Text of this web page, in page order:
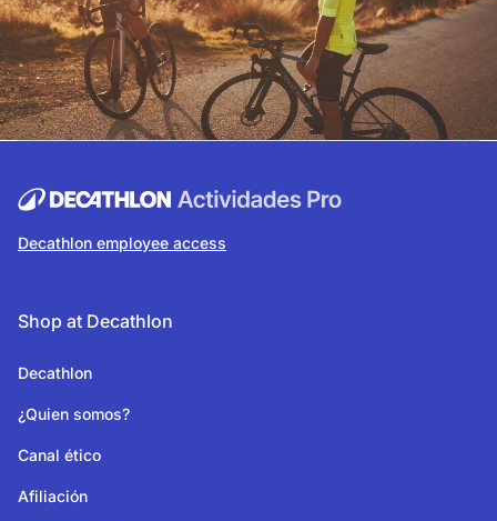
Decathlon employee access
Shop at Decathlon
Decathlon
¿Quien somos?
Canal ético
Afiliación